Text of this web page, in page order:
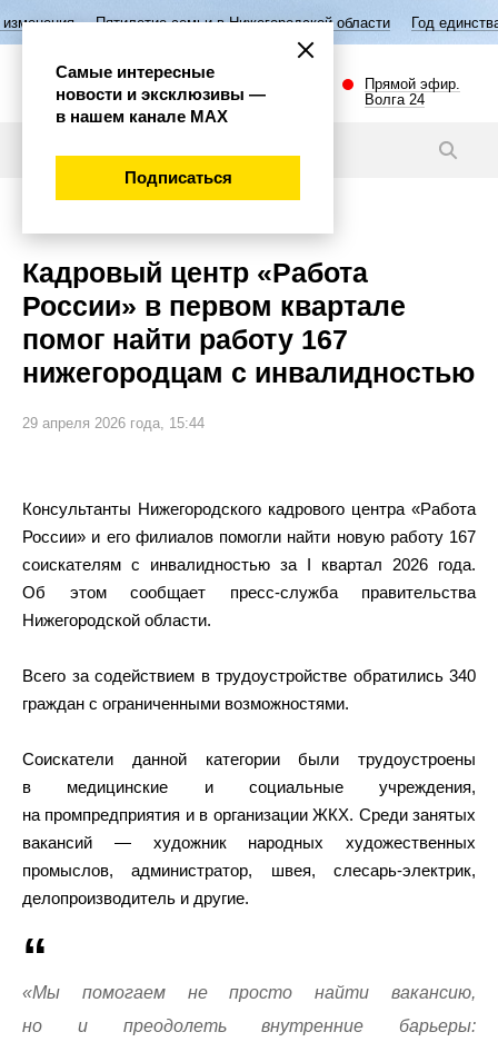
Пятилетие семьи в Нижегородской области Год единства народов
Прямой эфир.
Волга 24
Кадровый центр «Работа
России» в первом квартале
помог найти работу 167
нижегородцам с инвалидностью
29 апреля 2026 года, 15:44
Консультанты Нижегородского кадрового центра «Работа
России» и его филиалов помогли найти новую работу 167
соискателям с инвалидностью за I квартал 2026 года.
Об этом сообщает пресс-служба правительства
Нижегородской области.
Всего за содействием в трудоустройстве обратились 340
граждан с ограниченными возможностями.
Соискатели данной категории были трудоустроены
в медицинские и социальные учреждения,
на промпредприятия и в организации ЖКХ. Среди занятых
вакансий — художник народных художественных
промыслов, администратор, швея, слесарь-электрик,
делопроизводитель и другие.
«Мы помогаем не просто найти вакансию,
но и преодолеть внутренние барьеры:
Самые интересные
новости и эксклюзивы —
в нашем канале МАХ
Подписаться